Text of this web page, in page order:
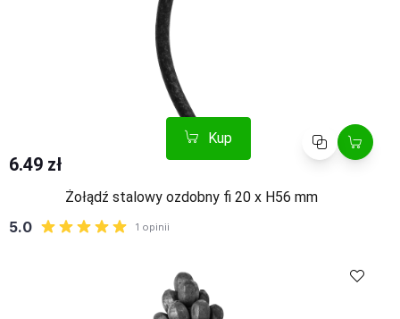
Kup Porównaj
6.49 zł
Żołądź stalowy ozdobny fi 20 x H56 mm